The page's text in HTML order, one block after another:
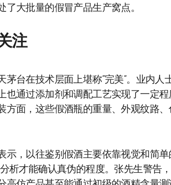
了大批量的假冒产品生产窝点。
注
茅台在技术层面上堪称“完美”。业内
也通过添加剂和调配工艺实现了一定
方面，这些假酒瓶的重量、外观纹路
示，以往鉴别假酒主要依靠视觉和简
析才能确认真伪的程度。张先生警告